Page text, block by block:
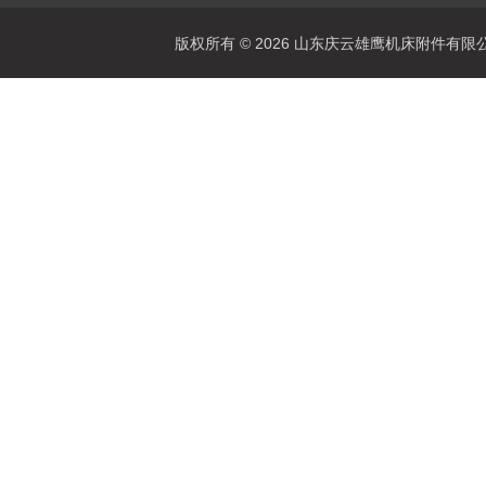
版权所有 © 2026 山东庆云雄鹰机床附件有